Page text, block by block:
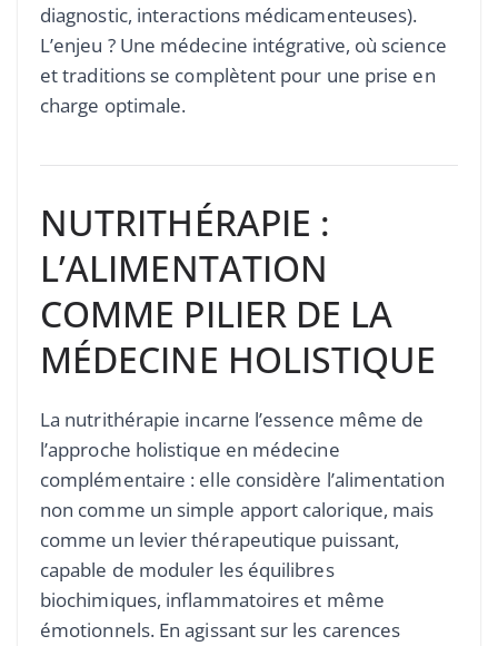
diagnostic, interactions médicamenteuses).
L’enjeu ? Une médecine intégrative, où science
et traditions se complètent pour une prise en
charge optimale.
NUTRITHÉRAPIE :
L’ALIMENTATION
COMME PILIER DE LA
MÉDECINE HOLISTIQUE
La nutrithérapie incarne l’essence même de
l’approche holistique en médecine
complémentaire : elle considère l’alimentation
non comme un simple apport calorique, mais
comme un levier thérapeutique puissant,
capable de moduler les équilibres
biochimiques, inflammatoires et même
émotionnels. En agissant sur les carences